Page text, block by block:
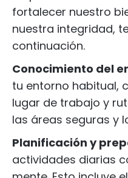
fortalecer nuestro
nuestra integridad,
continuación.
Conocimiento del
tu entorno habitual,
lugar de trabajo y
las áreas seguras y
Planificación y
actividades diarias